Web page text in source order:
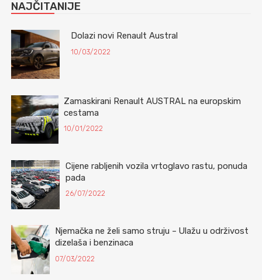
NAJČITANIJE
Dolazi novi Renault Austral
10/03/2022
Zamaskirani Renault AUSTRAL na europskim
cestama
10/01/2022
Cijene rabljenih vozila vrtoglavo rastu, ponuda
pada
26/07/2022
Njemačka ne želi samo struju – Ulažu u održivost
dizelaša i benzinaca
07/03/2022